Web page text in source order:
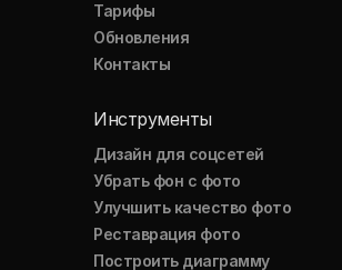
Тарифы
Обновления
Контакты
Инструменты
Дизайн для соцсетей
Убрать фон с фото
Улучшить качество фото
Реставрация фото
Построить диаграмму